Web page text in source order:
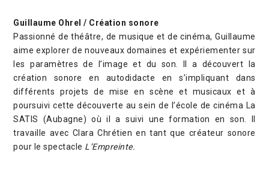
Guillaume Ohrel / Création sonore
Passionné de théâtre, de musique et de cinéma, Guillaume
aime explorer de nouveaux domaines et expériementer sur
les paramètres de l’image et du son. Il a découvert la
création sonore en autodidacte en s’impliquant dans
différents projets de mise en scène et musicaux et à
poursuivi cette découverte au sein de l’école de cinéma La
SATIS (Aubagne) où il a suivi une formation en son. Il
travaille avec Clara Chrétien en tant que créateur sonore
pour le spectacle L’Empreinte.